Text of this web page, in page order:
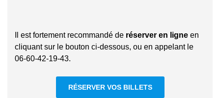
Il est fortement recommandé de réserver en ligne en
cliquant sur le bouton ci-dessous, ou en appelant le
06-60-42-19-43.
RÉSERVER VOS BILLETS